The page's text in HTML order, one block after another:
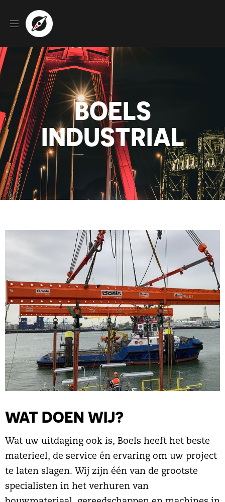
BOELS
INDUSTRIAL
WAT DOEN WIJ?
Wat uw uitdaging ook is, Boels heeft het beste
materieel, de service én ervaring om uw project
te laten slagen. Wij zijn één van de grootste
specialisten in het verhuren van